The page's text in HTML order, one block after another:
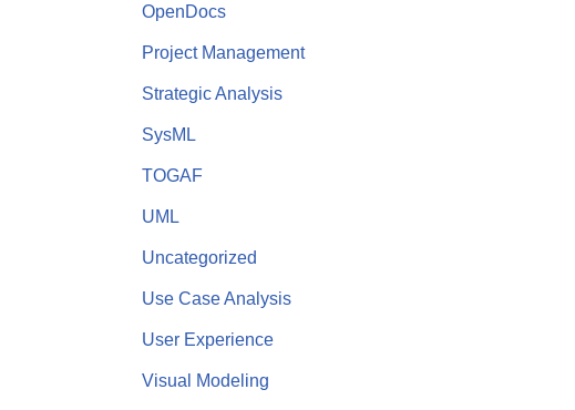
OpenDocs
Project Management
Strategic Analysis
SysML
TOGAF
UML
Uncategorized
Use Case Analysis
User Experience
Visual Modeling